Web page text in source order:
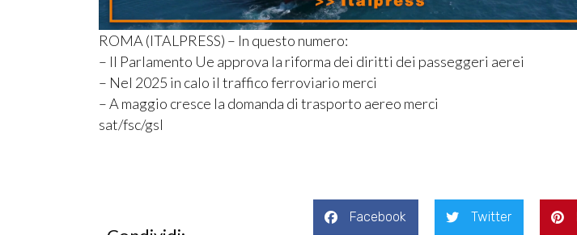
ROMA (ITALPRESS) – In questo numero:
– Il Parlamento Ue approva la riforma dei diritti dei passeggeri aerei
– Nel 2025 in calo il traffico ferroviario merci
– A maggio cresce la domanda di trasporto aereo merci
sat/fsc/gsl
Facebook Twitter